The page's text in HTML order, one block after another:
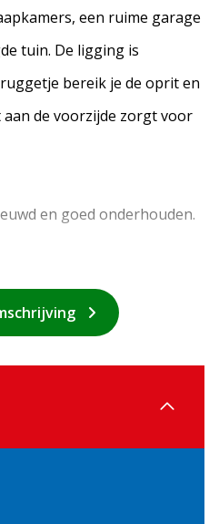
een ruime garage
tuin. De ligging is
bereik je de oprit en
de voorzijde zorgt voor
en goed onderhouden.